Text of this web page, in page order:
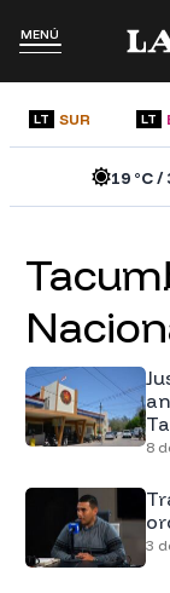
MENÚ
LT SUR LT
19°C /
Tacumbú - Penitenciaría
8
3